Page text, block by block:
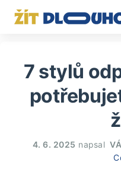
7 stylů
4. 6. 2025 napsal